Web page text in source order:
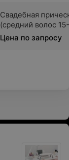
Свадебная
(средний волос
Цена по запросу